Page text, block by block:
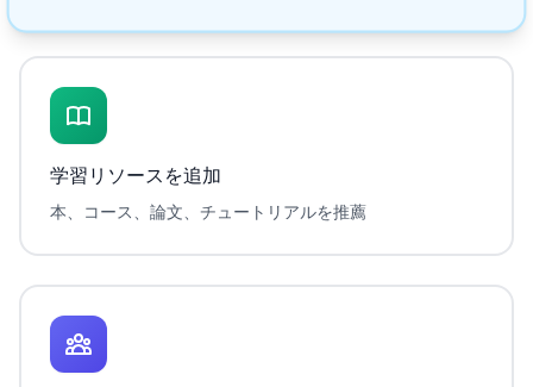
学習
タイムライン
コミュニティ
量子セキュリティ
私たちのストーリー
チーム
学習リソースを追加
本、コース、論文、チュートリアルを推薦